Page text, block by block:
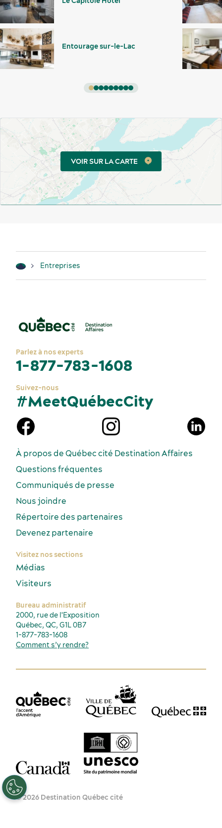
EN
FR
Entourage sur-le-Lac
VOIR SUR LA CARTE
Entreprises
Parlez à nos experts
1-877-783-1608
Suivez-nous
#MeetQuébecCity
À propos de Québec cité Destination Affaires
Questions fréquentes
Communiqués de presse
Nous joindre
Répertoire des partenaires
Devenez partenaire
Visitez nos sections
Médias
Visiteurs
Bureau administratif
2000, rue de l'Exposition
Québec, QC, G1L 0B7
1-877-783-1608
Comment s’y rendre?
© 2026 Destination Québec cité